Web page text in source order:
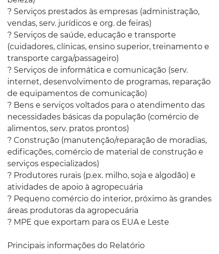
? Serviços prestados às empresas (administração,
vendas, serv. jurídicos e org. de feiras)
? Serviços de saúde, educação e transporte
(cuidadores, clínicas, ensino superior, treinamento e
transporte carga/passageiro)
? Serviços de informática e comunicação (serv.
internet, desenvolvimento de programas, reparação
de equipamentos de comunicação)
? Bens e serviços voltados para o atendimento das
necessidades básicas da população (comércio de
alimentos, serv. pratos prontos)
? Construção (manutenção/reparação de moradias,
edificações, comércio de material de construção e
serviços especializados)
? Produtores rurais (p.ex. milho, soja e algodão) e
atividades de apoio à agropecuária
? Pequeno comércio do interior, próximo às grandes
áreas produtoras da agropecuária
? MPE que exportam para os EUA e Leste
Principais informações do Relatório